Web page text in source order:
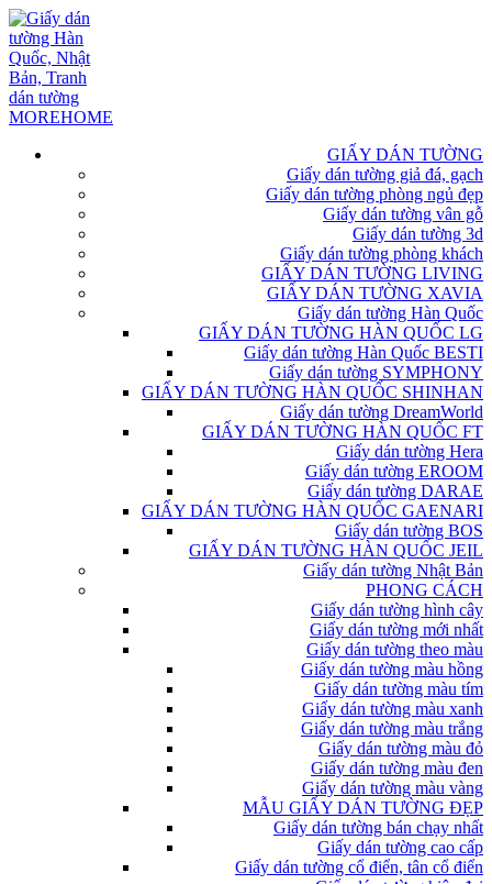
GIẤY DÁN TƯỜNG
Giấy dán tường giả đá, gạch
Giấy dán tường phòng ngủ đẹp
Giấy dán tường vân gỗ
Giấy dán tường 3d
Giấy dán tường phòng khách
GIẤY DÁN TƯỜNG LIVING
GIẤY DÁN TƯỜNG XAVIA
Giấy dán tường Hàn Quốc
GIẤY DÁN TƯỜNG HÀN QUỐC LG
Giấy dán tường Hàn Quốc BESTI
Giấy dán tường SYMPHONY
GIẤY DÁN TƯỜNG HÀN QUỐC SHINHAN
Giấy dán tường DreamWorld
GIẤY DÁN TƯỜNG HÀN QUỐC FT
Giấy dán tường Hera
Giấy dán tường EROOM
Giấy dán tường DARAE
GIẤY DÁN TƯỜNG HÀN QUỐC GAENARI
Giấy dán tường BOS
GIẤY DÁN TƯỜNG HÀN QUỐC JEIL
Giấy dán tường Nhật Bản
PHONG CÁCH
Giấy dán tường hình cây
Giấy dán tường mới nhất
Giấy dán tường theo màu
Giấy dán tường màu hồng
Giấy dán tường màu tím
Giấy dán tường màu xanh
Giấy dán tường màu trắng
Giấy dán tường màu đỏ
Giấy dán tường màu đen
Giấy dán tường màu vàng
MẪU GIẤY DÁN TƯỜNG ĐẸP
Giấy dán tường bán chạy nhất
Giấy dán tường cao cấp
Giấy dán tường cổ điển, tân cổ điển